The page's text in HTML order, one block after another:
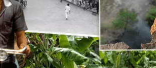
Staten
Herzegovina
Italië
Kaapverdië
Kroatië
Lapland
Letland
Filipijnen
Indonesië
Japan
Jordanië
Sri
Taiwan
Tibet
Verenigde
Cultuur (8)